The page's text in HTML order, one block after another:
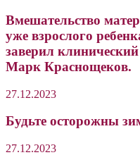
Вмешательство
уже взрослого
заверил клинический
Марк Краснощеков.
27.12.2023
Будьте осторожны
27.12.2023